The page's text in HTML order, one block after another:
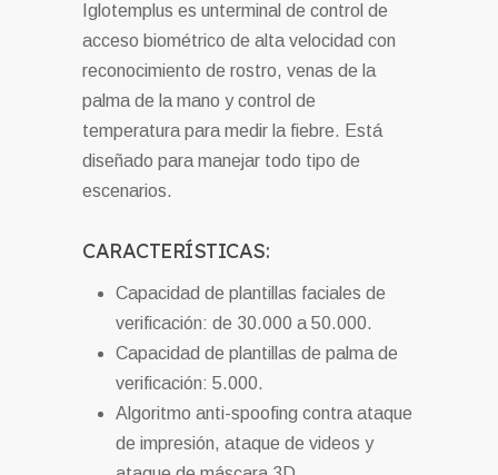
Iglotemplus es unterminal de control de
acceso biométrico de alta velocidad con
reconocimiento de rostro, venas de la
palma de la mano y control de
temperatura para medir la fiebre. Está
diseñado para manejar todo tipo de
escenarios.
CARACTERÍSTICAS:
Capacidad de plantillas faciales de
verificación: de 30.000 a 50.000.
Capacidad de plantillas de palma de
verificación: 5.000.
Algoritmo anti-spoofing contra ataque
de impresión, ataque de videos y